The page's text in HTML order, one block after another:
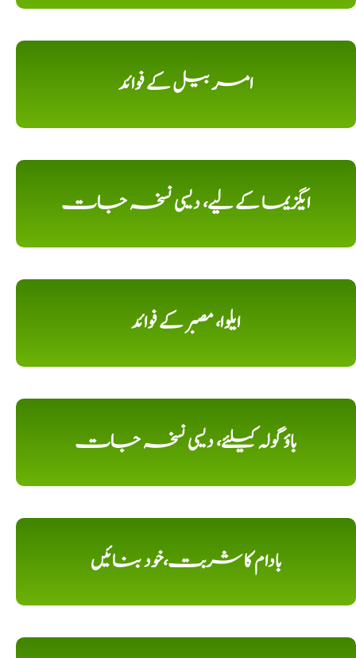
امر بیل کے فوائد
ایگزیما کے لیے، دیسی نسخہ جات
ایلوا، مصبر کے فوائد
باؤ گولہ کیلئے، دیسی نسخہ جات
بادام کا شربت،خود بنائیں